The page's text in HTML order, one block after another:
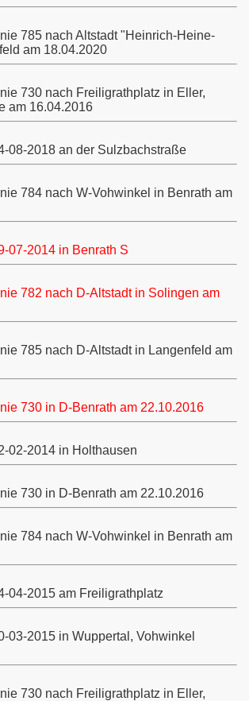
785 nach Altstadt "Heinrich-Heine-
am 18.04.2020
730 nach Freiligrathplatz in Eller,
am 16.04.2016
08-2018 an der Sulzbachstraße
784 nach W-Vohwinkel in Benrath am
07-2014 in Benrath S
782 nach D-Altstadt in Solingen am
785 nach D-Altstadt in Langenfeld am
730 in D-Benrath am 22.10.2016
02-2014 in Holthausen
730 in D-Benrath am 22.10.2016
784 nach W-Vohwinkel in Benrath am
04-2015 am Freiligrathplatz
03-2015 in Wuppertal, Vohwinkel
730 nach Freiligrathplatz in Eller,